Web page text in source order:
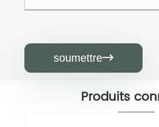
soumettre
Produits